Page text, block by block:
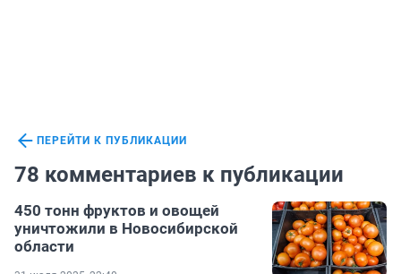
ПЕРЕЙТИ К ПУБЛИКАЦИИ
78 комментариев к публикации
450 тонн фруктов и овощей
уничтожили в Новосибирской
области